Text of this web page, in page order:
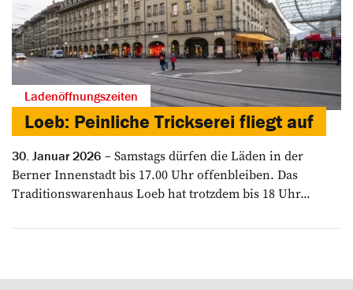
Ladenöffnungszeiten
Loeb: Peinliche Trickserei fliegt auf
30. Januar 2026
Samstags dürfen die Läden in der
Berner Innenstadt bis 17.00 Uhr offenbleiben. Das
Traditionswarenhaus Loeb hat trotzdem bis 18 Uhr...